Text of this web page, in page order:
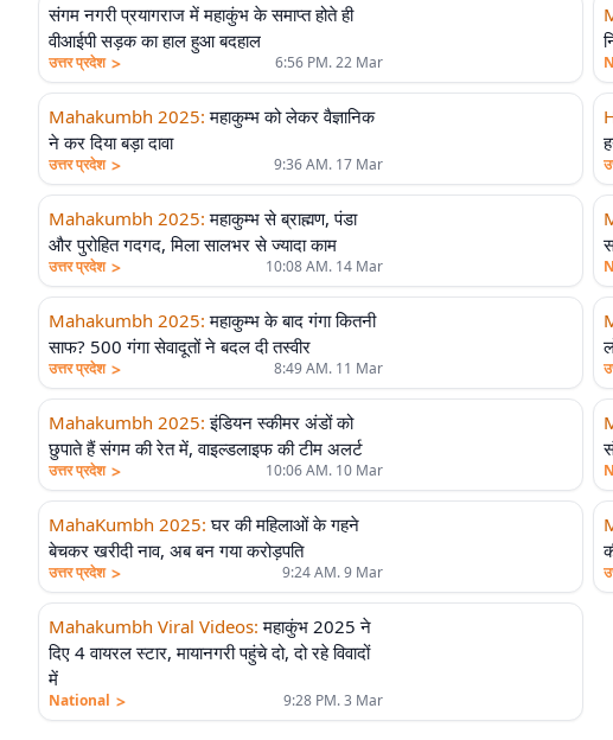
संगम नगरी प्रयागराज में महाकुंभ के समाप्त होते ही
वीआईपी सड़क का हाल हुआ बदहाल
उत्तर प्रदेश > 6:56 PM. 22 Mar
Mahakumbh 2025: महाकुम्भ को लेकर वैज्ञानिक
ने कर दिया बड़ा दावा
उत्तर प्रदेश > 9:36 AM. 17 Mar
Mahakumbh 2025: महाकुम्भ से ब्राह्मण, पंडा
और पुरोहित गदगद, मिला सालभर से ज्यादा काम
उत्तर प्रदेश > 10:08 AM. 14 Mar
Mahakumbh 2025: महाकुम्भ के बाद गंगा कितनी
साफ? 500 गंगा सेवादूतों ने बदल दी तस्वीर
उत्तर प्रदेश > 8:49 AM. 11 Mar
Mahakumbh 2025: इंडियन स्कीमर अंडों को
छुपाते हैं संगम की रेत में, वाइल्डलाइफ की टीम अलर्ट
उत्तर प्रदेश > 10:06 AM. 10 Mar
MahaKumbh 2025: घर की महिलाओं के गहने
बेचकर खरीदी नाव, अब बन गया करोड़पति
उत्तर प्रदेश > 9:24 AM. 9 Mar
Mahakumbh Viral Videos: महाकुंभ 2025 ने
दिए 4 वायरल स्टार, मायानगरी पहुंचे दो, दो रहे विवादों
में
National > 9:28 PM. 3 Mar